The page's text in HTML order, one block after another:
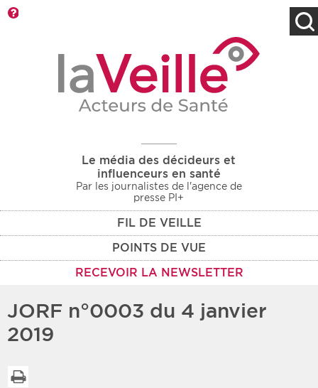
Le média des décideurs et
influenceurs en santé
Par les journalistes de l'agence de
presse PI+
FIL DE VEILLE
POINTS DE VUE
RECEVOIR LA NEWSLETTER
Rendez-vous des 7
prochains jours
Recherche par mots clés
Type d'information
Rendez-vous
Protection sociale
Médico-social
Zone géographique
Choisir une date de début
JORF n°0003 du 4 janvier
2019